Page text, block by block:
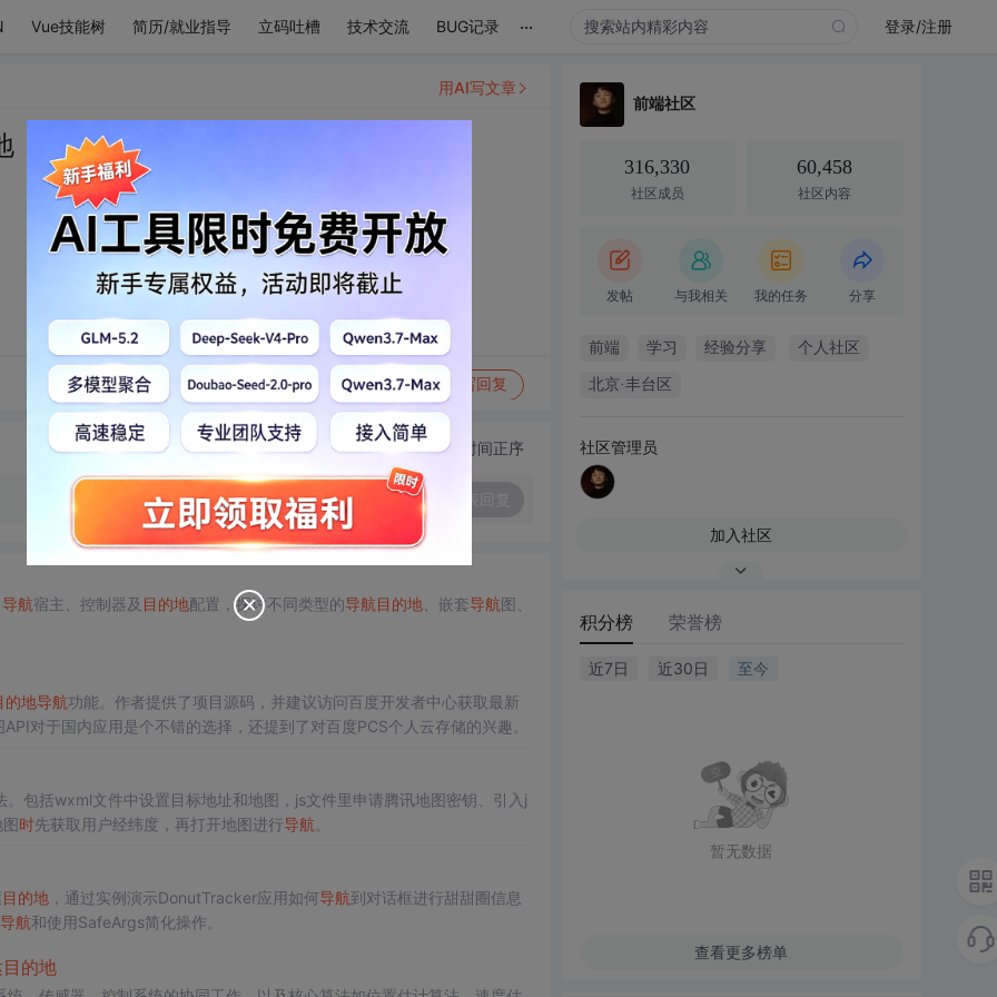
Vue技能树 简历/就业指导 立码吐槽 技术交流 BUG记录 ... 登录/注册
转发到动态 举报 写回复
用AI写文章
切换为时间正序
导航宿主、控制器及 目的地配置，探讨不同类型的导航目的地、嵌套导航图、
的地导航功能。作者提供了项目源码，并建议访问百度开发者中心获取最新
对于国内应用是个不错的选择，还提到了对百度PCS个人云存储的兴趣。
。包括wxml文件中设置目标地址和地图，js文件里申请腾讯地图密钥、引入j
时先获取用户经纬度，再打开地图进行导航
目的地，通过实例演示DonutTracker应用如何导航到对话框进行甜甜圈信息
导航和使用SafeArgs简化操作。
目的地
前端社区
316,330
社区成员
60,458
社区内容
发帖 与我相关 我的任务 分享
前端 学习 经验分享 个人社区
北京·丰台区
社区管理员
加入社区
积分榜 荣誉榜
近7日 近30日 至今
暂无数据
查看更多榜单